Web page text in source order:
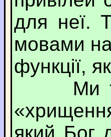
для неї.
мовами на
функції,
Ми
який Бог